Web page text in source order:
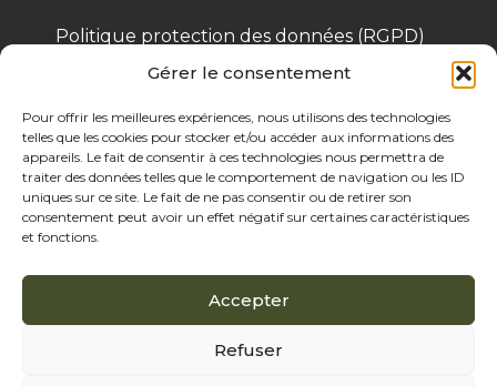
Gérer le consentement
Pour offrir les meilleures expériences, nous utilisons des technologies
telles que les cookies pour stocker et/ou accéder aux informations des
appareils. Le fait de consentir à ces technologies nous permettra de
traiter des données telles que le comportement de navigation ou les ID
uniques sur ce site. Le fait de ne pas consentir ou de retirer son
consentement peut avoir un effet négatif sur certaines caractéristiques
et fonctions.
Accepter
Refuser
Politique protection des données (RGPD)
Politique de cookies
© 2025 Bois de Pologne – Créé par Cassandre
Thibaut